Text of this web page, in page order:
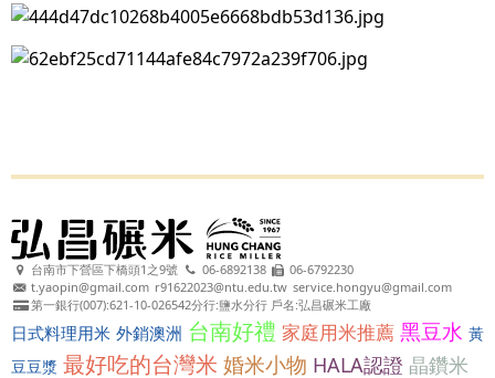
台南市下營區下橋頭1之9號 06-6892138
06-6792230
t.yaopin@gmail.com r91622023@ntu.edu.tw service.hongyu@gmail.com
第一銀行(007):621-10-026542分行:鹽水分行 戶名:弘昌碾米工廠
日式料理用米 外銷澳洲 台南好禮 家庭用米推薦 黑豆水 黃
豆豆漿 最好吃的台灣米 婚米小物 HALA認證 晶鑽米